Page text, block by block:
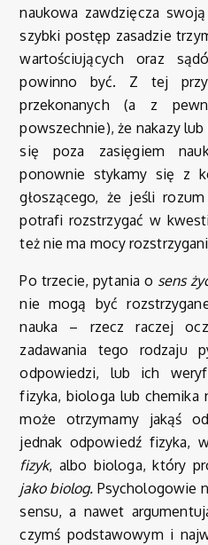
naukowa zawdzięcza
szybki postęp zasadzie
wartościujących oraz
powinno być. Z tej
przekonanych (a z
powszechnie), że nakazy
się poza zasięgiem
ponownie stykamy się z
głoszącego, że jeśli
potrafi rozstrzygać w
też nie ma mocy
Po trzecie, pytania o sens
nie mogą być
nauka – rzecz raczej
zadawania tego rodzaju
odpowiedzi, lub ich
fizyka, biologa lub chemika
może otrzymamy jakąś
jednak odpowiedź fizyka,
fizyk, albo biologa, który
jako biolog. Psychologowie
sensu, a nawet
czymś podstawowym i